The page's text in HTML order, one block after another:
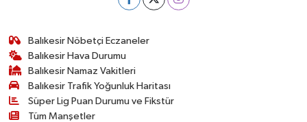
Balıkesir Nöbetçi Eczaneler
Balıkesir Hava Durumu
Balıkesir Namaz Vakitleri
Balıkesir Trafik Yoğunluk Haritası
Süper Lig Puan Durumu ve Fikstür
Tüm Manşetler